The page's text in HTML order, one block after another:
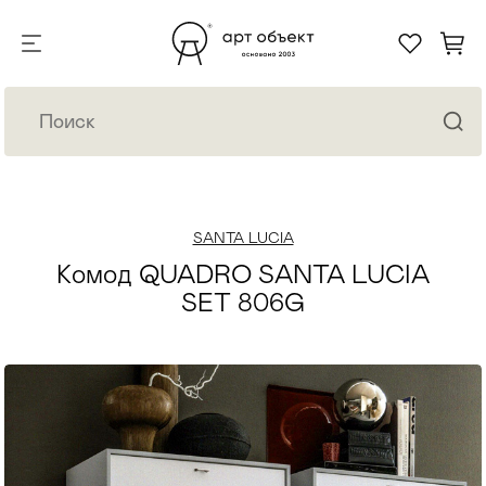
SANTA LUCIA
Комод QUADRO SANTA LUCIA
SET 806G